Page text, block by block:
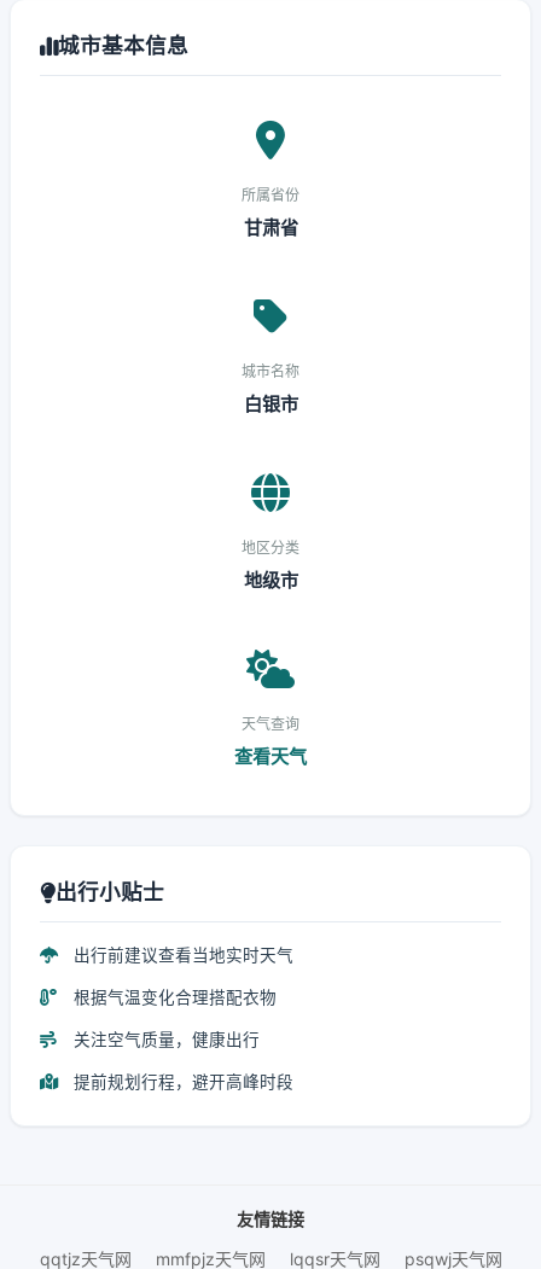
城市基本信息
所属省份
甘肃省
城市名称
白银市
地区分类
地级市
天气查询
查看天气
出行小贴士
出行前建议查看当地实时天气
根据气温变化合理搭配衣物
关注空气质量，健康出行
提前规划行程，避开高峰时段
友情链接
qqtjz天气网
mmfpjz天气网 lqqsr天气网 psqwj天气网